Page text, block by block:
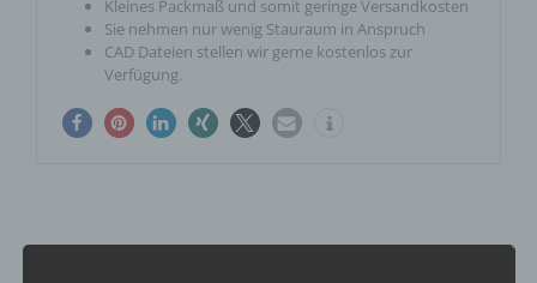
Kleines Packmaß und somit geringe Versandkosten
Sie nehmen nur wenig Stauraum in Anspruch
CAD Dateien stellen wir gerne kostenlos zur
Verfügung.